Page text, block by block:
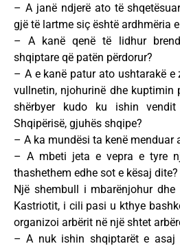
– A janë ndjerë ato të
gjë të lartme siç është ardhmëria
– A kanë qenë të lidhur
shqiptare që patën përdorur?
– A e kanë patur ato ushtarakë e
vullnetin, njohurinë dhe kuptimin
shërbyer kudo ku ishin vendit
Shqipërisë, gjuhës shqipe?
– A ka mundësi ta kenë menduar
– A mbeti jeta e vepra e tyre
thashethem edhe sot e kësaj dite?
Një shembull i mbarënjohur
Kastriotit, i cili pasi u kthye
organizoi arbërit në një shtet
– A nuk ishin shqiptarët e asaj